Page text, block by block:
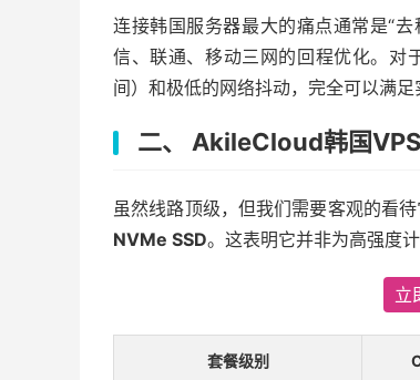
连接韩国服务器最大的痛点通常是“
信、联通、移动三网的回程优化。
间）和极低的网络抖动，完全可以满足
二、 AkileCloud韩国
虽然线路顶级，但我们需要客观的看
NVMe SSD。这表明它并非为高强度
立
套餐级别